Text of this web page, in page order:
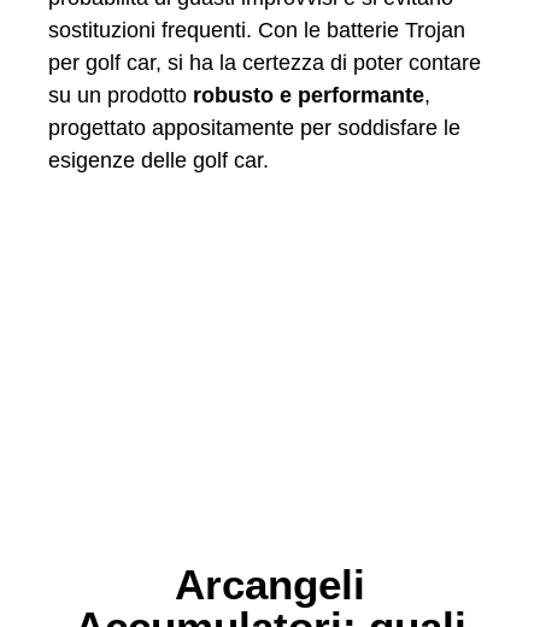
sostituzioni frequenti. Con le batterie Trojan
per golf car, si ha la certezza di poter contare
su un prodotto robusto e performante,
progettato appositamente per soddisfare le
esigenze delle golf car.
Arcangeli